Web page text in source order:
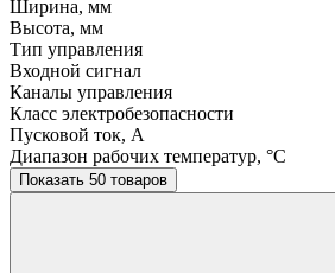
Ширина, мм
Высота, мм
Тип управления
Входной сигнал
Каналы управления
Класс электробезопасности
Пусковой ток, A
Диапазон рабочих температур, °C
Показать 50 товаров